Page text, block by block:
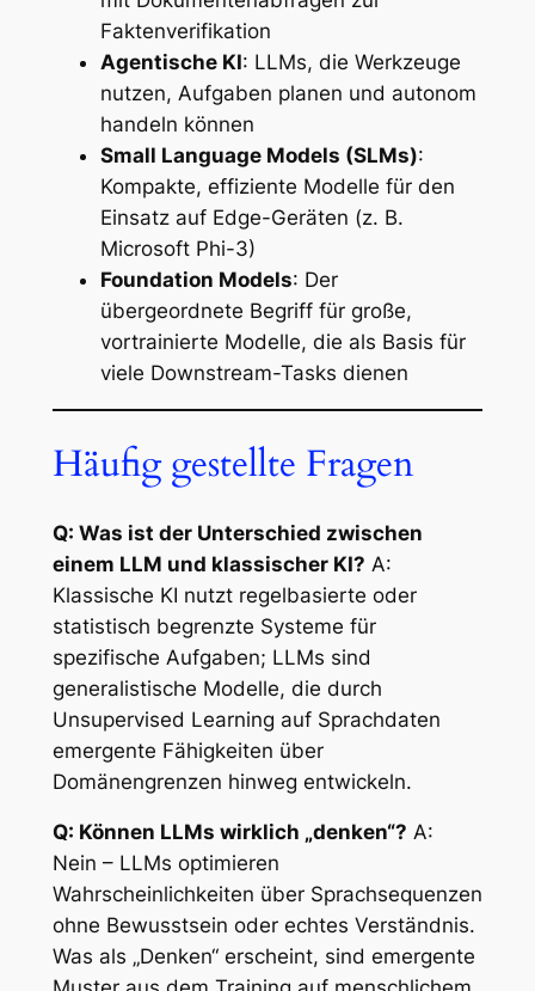
Faktenverifikation
Agentische KI: LLMs, die Werkzeuge
nutzen, Aufgaben planen und autonom
handeln können
Small Language Models (SLMs):
Kompakte, effiziente Modelle für den
Einsatz auf Edge-Geräten (z. B.
Microsoft Phi-3)
Foundation Models: Der
übergeordnete Begriff für große,
vortrainierte Modelle, die als Basis für
viele Downstream-Tasks dienen
Häufig gestellte Fragen
Q: Was ist der Unterschied zwischen
einem LLM und klassischer KI? A:
Klassische KI nutzt regelbasierte oder
statistisch begrenzte Systeme für
spezifische Aufgaben; LLMs sind
generalistische Modelle, die durch
Unsupervised Learning auf Sprachdaten
emergente Fähigkeiten über
Domänengrenzen hinweg entwickeln.
Q: Können LLMs wirklich „denken“? A:
Nein – LLMs optimieren
Wahrscheinlichkeiten über Sprachsequenzen
ohne Bewusstsein oder echtes Verständnis.
Was als „Denken“ erscheint, sind emergente